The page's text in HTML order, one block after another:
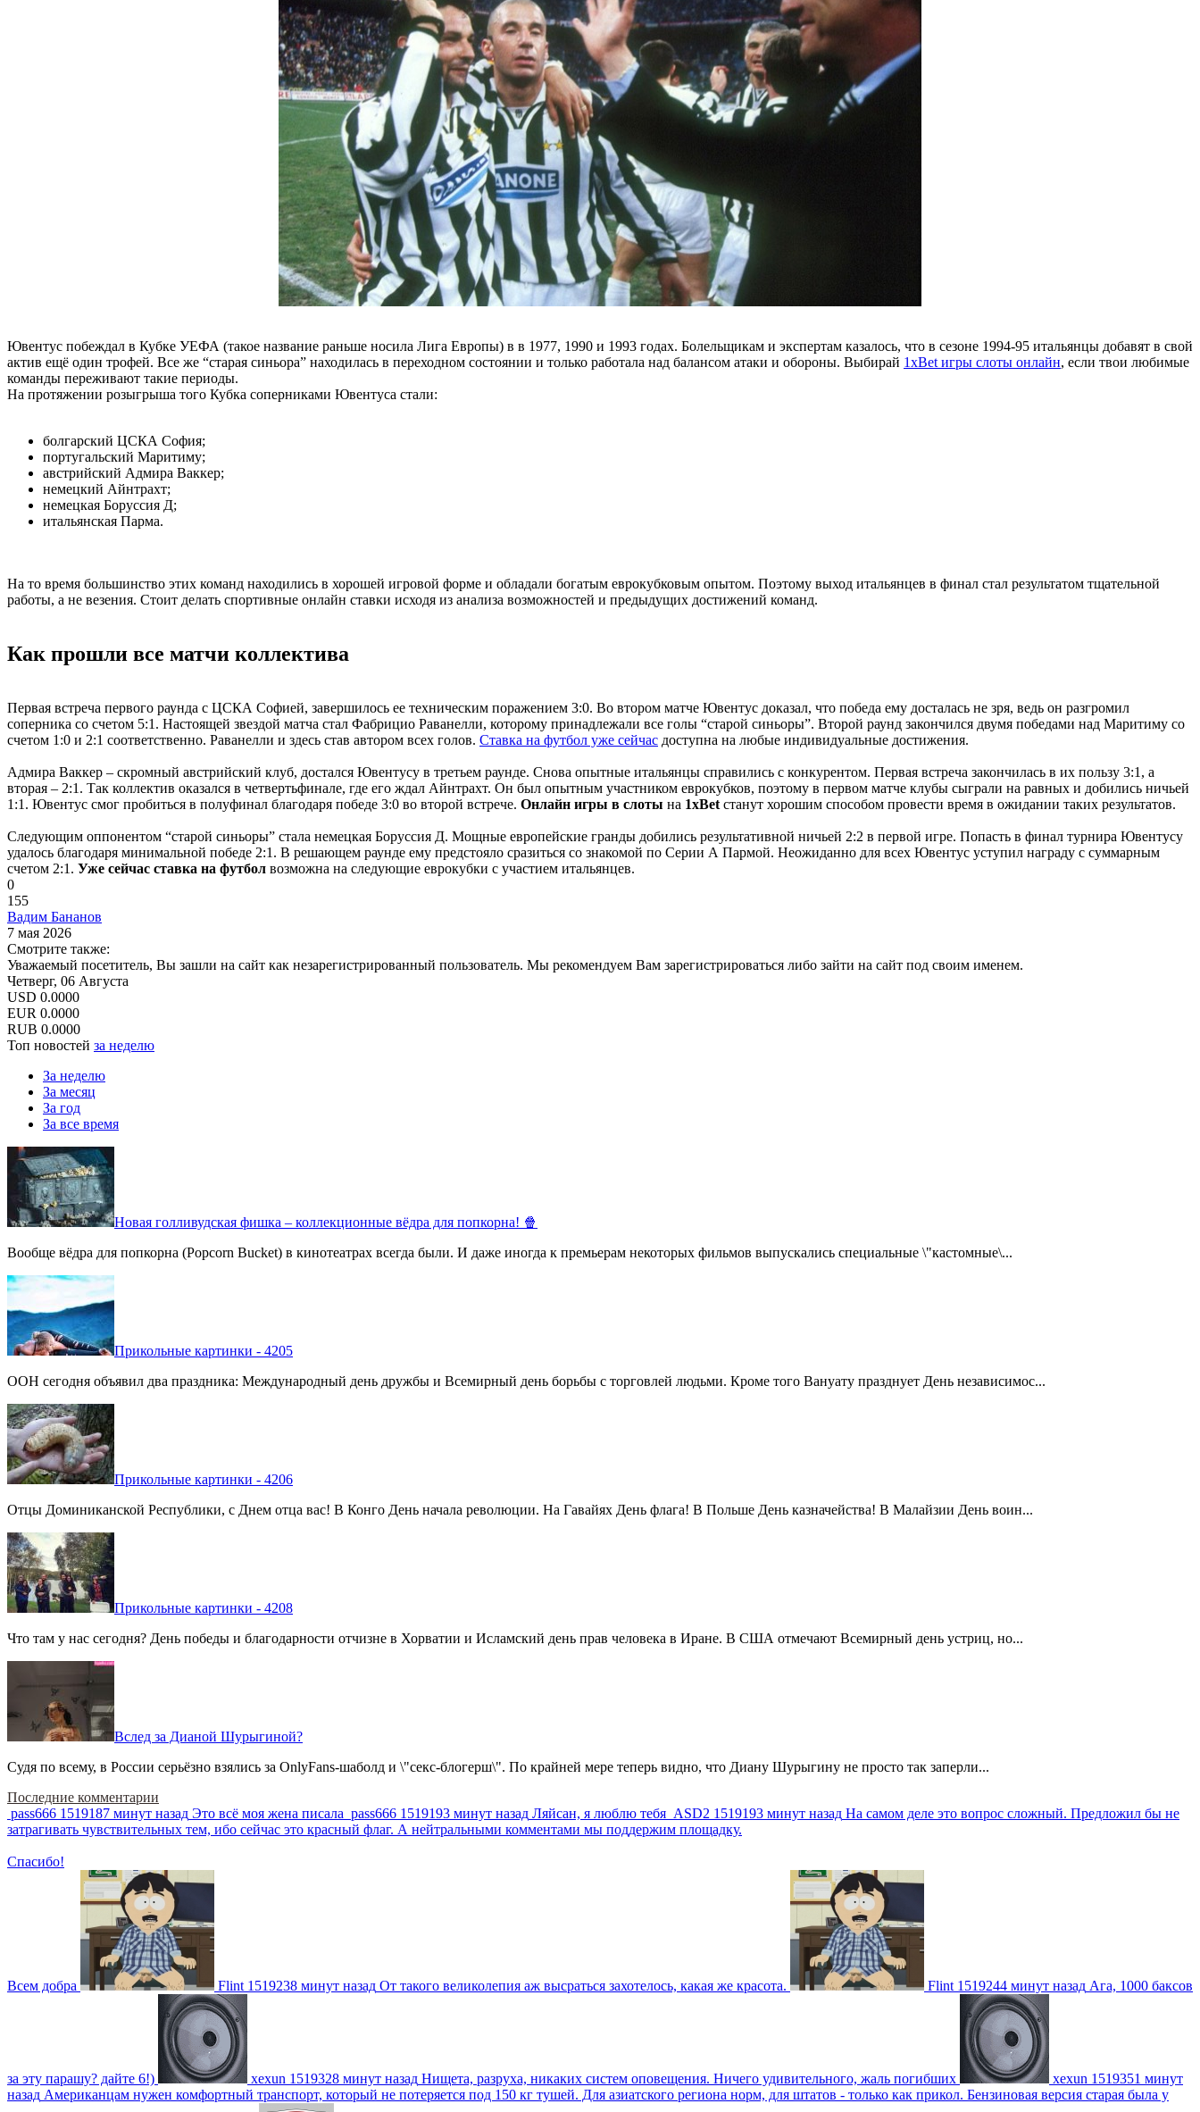
Ювентус побеждал в Кубке УЕФА (такое название раньше носила Лига Европы) в в 1977, 1990 и 1993 годах. Болельщикам и экспертам казалось, что в сезоне 1994-95 итальянцы добавят в свой
актив ещё один трофей. Все же “старая синьора” находилась в переходном состоянии и только работала над балансом атаки и обороны. Выбирай 1xBet игры слоты онлайн, если твои любимые
команды переживают такие периоды.
На протяжении розыгрыша того Кубка соперниками Ювентуса стали:
болгарский ЦСКА София;
португальский Маритиму;
австрийский Адмира Ваккер;
немецкий Айнтрахт;
немецкая Боруссия Д;
итальянская Парма.
На то время большинство этих команд находились в хорошей игровой форме и обладали богатым еврокубковым опытом. Поэтому выход итальянцев в финал стал результатом тщательной
работы, а не везения. Стоит делать спортивные онлайн ставки исходя из анализа возможностей и предыдущих достижений команд.
Как прошли все матчи коллектива
Первая встреча первого раунда с ЦСКА Софией, завершилось ее техническим поражением 3:0. Во втором матче Ювентус доказал, что победа ему досталась не зря, ведь он разгромил
соперника со счетом 5:1. Настоящей звездой матча стал Фабрицио Раванелли, которому принадлежали все голы “старой синьоры”. Второй раунд закончился двумя победами над Маритиму со
счетом 1:0 и 2:1 соответственно. Раванелли и здесь став автором всех голов. Ставка на футбол уже сейчас доступна на любые индивидуальные достижения.
Адмира Ваккер – скромный австрийский клуб, достался Ювентусу в третьем раунде. Снова опытные итальянцы справились с конкурентом. Первая встреча закончилась в их пользу 3:1, а
вторая – 2:1. Так коллектив оказался в четвертьфинале, где его ждал Айнтрахт. Он был опытным участником еврокубков, поэтому в первом матче клубы сыграли на равных и добились ничьей
1:1. Ювентус смог пробиться в полуфинал благодаря победе 3:0 во второй встрече. Онлайн игры в слоты на 1xBet станут хорошим способом провести время в ожидании таких результатов.
Следующим оппонентом “старой синьоры” стала немецкая Боруссия Д. Мощные европейские гранды добились результативной ничьей 2:2 в первой игре. Попасть в финал турнира Ювентусу
удалось благодаря минимальной победе 2:1. В решающем раунде ему предстояло сразиться со знакомой по Серии А Пармой. Неожиданно для всех Ювентус уступил награду с суммарным
счетом 2:1. Уже сейчас ставка на футбол возможна на следующие еврокубки с участием итальянцев.
0
155
Вадим Бананов
7 мая 2026
Смотрите также:
Уважаемый посетитель, Вы зашли на сайт как незарегистрированный пользователь. Мы рекомендуем Вам зарегистрироваться либо зайти на сайт под своим именем.
Четверг, 06 Августа
USD 0.0000
EUR 0.0000
RUB 0.0000
Топ новостей за неделю
За неделю
За месяц
За год
За все время
Новая голливудская фишка – коллекционные вёдра для попкорна! 🍿
Вообще вёдра для попкорна (Popcorn Bucket) в кинотеатрах всегда были. И даже иногда к премьерам некоторых фильмов выпускались специальные \"кастомные\...
Прикольные картинки - 4205
ООН сегодня объявил два праздника: Международный день дружбы и Всемирный день борьбы с торговлей людьми. Кроме того Вануату празднует День независимос...
Прикольные картинки - 4206
Отцы Доминиканской Республики, с Днем отца вас! В Конго День начала революции. На Гавайях День флага! В Польше День казначейства! В Малайзии День воин...
Прикольные картинки - 4208
Что там у нас сегодня? День победы и благодарности отчизне в Хорватии и Исламский день прав человека в Иране. В США отмечают Всемирный день устриц, но...
Вслед за Дианой Шурыгиной?
Судя по всему, в России серьёзно взялись за OnlyFans-шаболд и \"секс-блогерш\". По крайней мере теперь видно, что Диану Шурыгину не просто так заперли...
Последние комментарии
pass666 1519187 минут назад Это всё моя жена писала pass666 1519193 минут назад Ляйсан, я люблю тебя ASD2 1519193 минут назад На самом деле это вопрос сложный. Предложил бы не
затрагивать чувствительных тем, ибо сейчас это красный флаг. А нейтральными комментами мы поддержим площадку.
Спасибо!
Всем добра Flint 1519238 минут назад От такого великолепия аж высраться захотелось, какая же красота. Flint 1519244 минут назад Ага, 1000 баксов
за эту парашу? дайте 6!) xexun 1519328 минут назад Нищета, разруха, никаких систем оповещения. Ничего удивительного, жаль погибших xexun 1519351 минут
назад Американцам нужен комфортный транспорт, который не потеряется под 150 кг тушей. Для азиатского региона норм, для штатов - только как прикол. Бензиновая версия старая была у